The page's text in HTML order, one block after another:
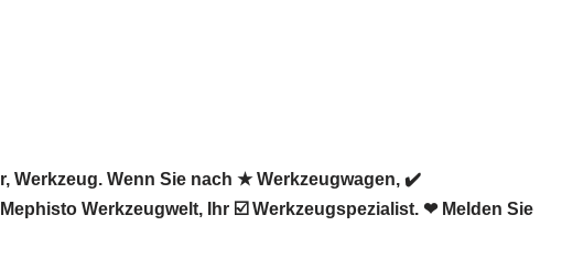
Werkzeug. Wenn Sie nach ★ Werkzeugwagen, ✔️
Werkzeugwelt, Ihr ☑️ Werkzeugspezialist. ❤ Melden Sie